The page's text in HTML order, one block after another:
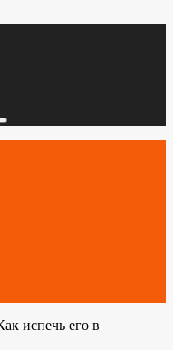
испечь его в